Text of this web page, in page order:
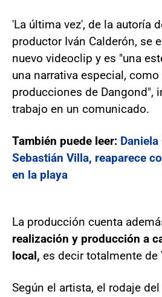
'La última vez', de la autoría
productor Iván Calderón, se
nuevo videoclip y es "una
una narrativa especial,
producciones de Dangond",
trabajo en un comunicado.
También puede leer:
Sebastián Villa, reaparece
en la playa
La producción cuenta
realización y producción a
local, es decir totalmente de
Según el artista, el rodaje